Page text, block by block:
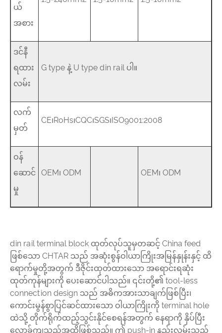
ယ်
အစား
ဒင်နီ
ရထား
လမ်း
G type နဲ့ U type din rail ပါ။
လက်
မှတ်
CE၊RoHs၊CQC၊SGS၊ISO9001:2008
ဝန်
ဆောင်
မှု
OEM၊ ODM OEM၊ ODM
din rail terminal block ထုတ်လုပ်သူမှတဆင့် China feed
ဖြစ်သော CHTAR သည် အဆုံးစွန်ဝါယာကြိုးအမြန်နှုန်းနှင့် ထိ
ရောက်မှုတို့အတွက် ဒီဇိုင်းထုတ်ထားသော အရောင်းရဆုံး
ထုတ်ကုန်များကို ပေးဆောင်ပါသည်။ ၎င်းတို့၏ tool-less
connection design သည် အဓိကအားသာချက်ဖြစ်ပြီး၊
ကောင်းမွန်စွာပြင်ဆင်ထားသော ဝါယာကြိုးကို terminal hole
ထဲသို့ တိုက်ရိုက်ထည့်သွင်းနိုင်စေရန်အတွက် နေရာကို နှိပ်ပြီး
လော့ခ်ကျသည်အထိဖြစ်သည်။ ဤ push-in နည်းလမ်းသည်